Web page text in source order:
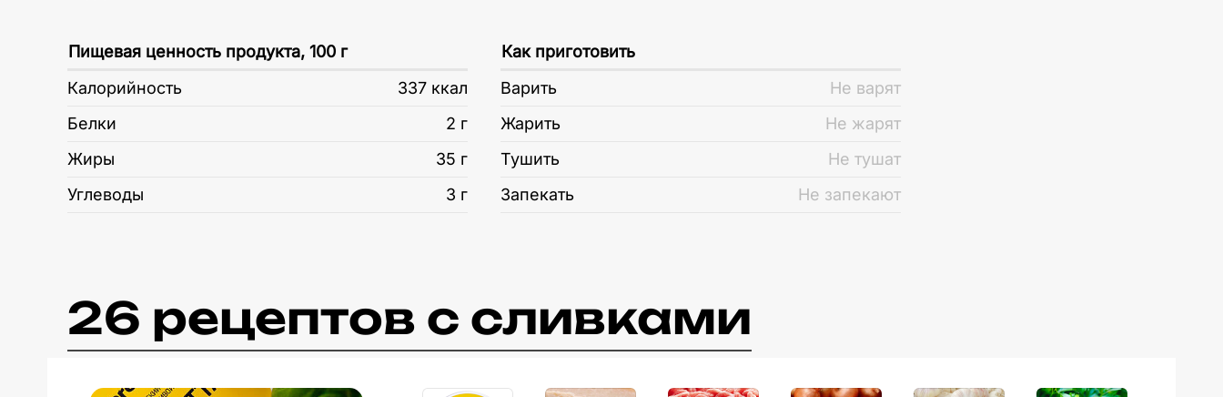
Пищевая ценность продукта, 100 г
Калорийность
337 ккал
Белки
2 г
Жиры
35 г
Углеводы
3 г
Как приготовить
Варить
Не варят
Жарить
Не жарят
Тушить
Не тушат
Запекать
Не запекают
26 рецептов c сливками